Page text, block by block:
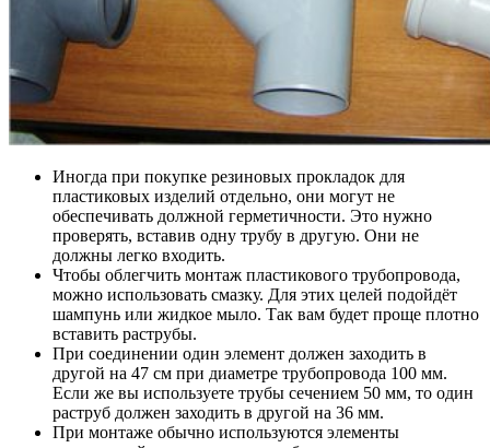
Иногда при покупке резиновых прокладок для
пластиковых изделий отдельно, они могут не
обеспечивать должной герметичности. Это нужно
проверять, вставив одну трубу в другую. Они не
должны легко входить.
Чтобы облегчить монтаж пластикового трубопровода,
можно использовать смазку. Для этих целей подойдёт
шампунь или жидкое мыло. Так вам будет проще плотно
вставить раструбы.
При соединении один элемент должен заходить в
другой на 47 см при диаметре трубопровода 100 мм.
Если же вы используете трубы сечением 50 мм, то один
раструб должен заходить в другой на 36 мм.
При монтаже обычно используются элементы